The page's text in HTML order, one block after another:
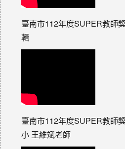
臺南市112年度SUPER教師
輯
臺南市112年度SUPER教師
小 王維斌老師